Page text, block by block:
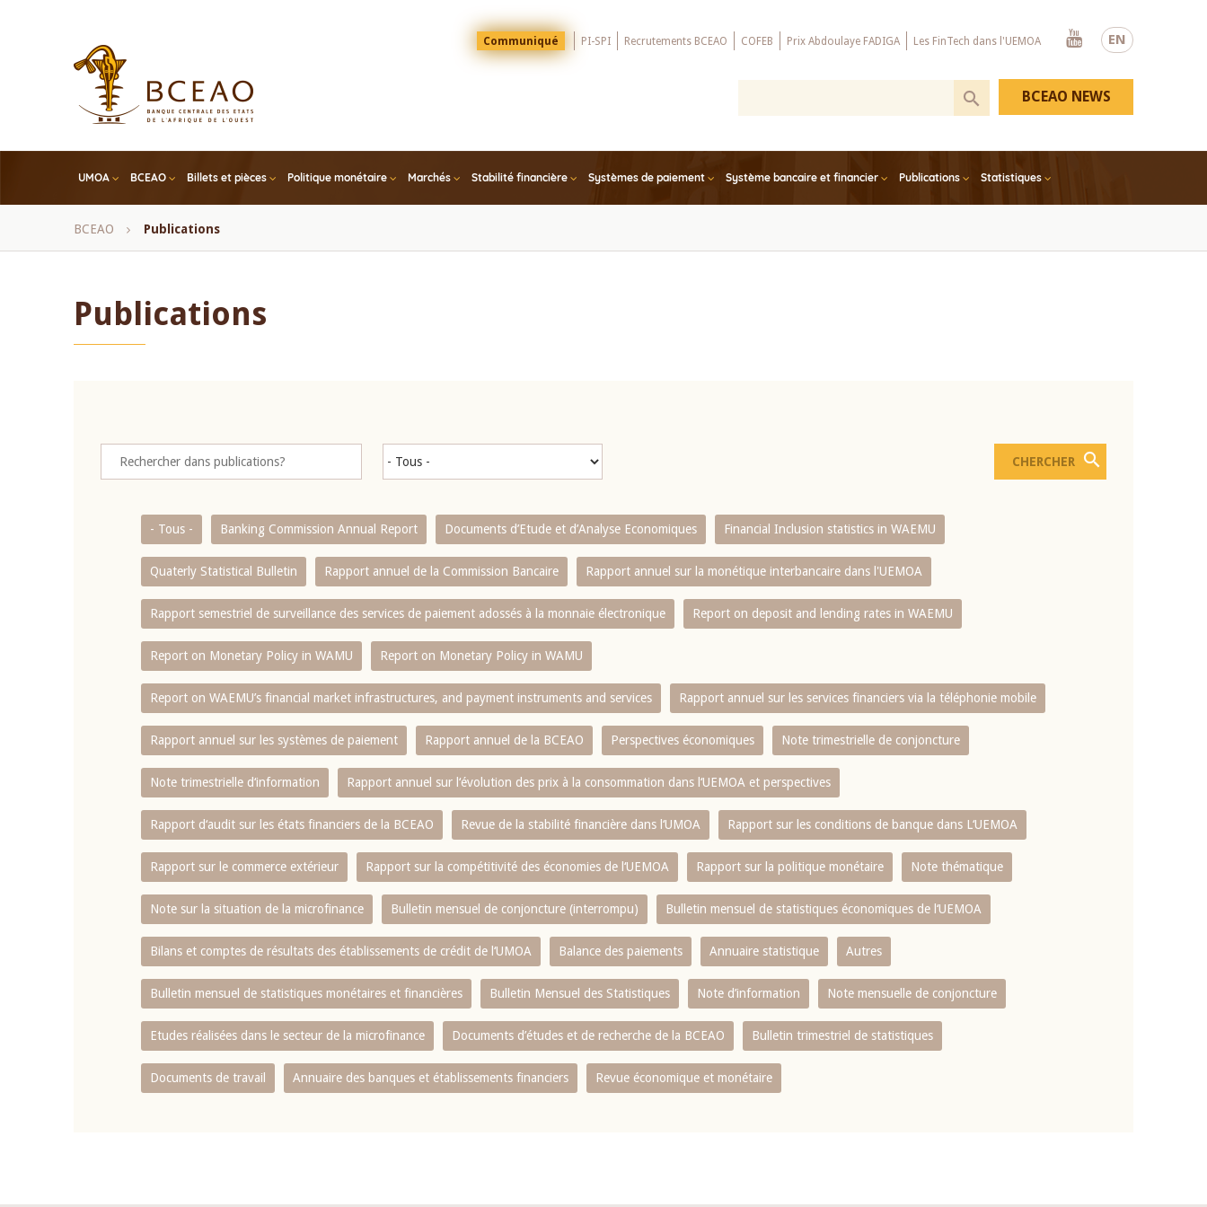
EN
Menu
Top
Communiqué PI-SPI Recrutements BCEAO COFEB Prix Abdoulaye FADIGA Les FinTech dans l'UEMOA
Youtube
UMOA BCEAO Billets et pièces Politique monétaire Marchés Stabilité financière Systèmes de paiement Système bancaire et financier Publications Statistiques
BCEAO NEWS
Fil
BCEAO Publications
Publications
- Tous - Banking Commission Annual Report Documents d’Etude et d’Analyse Economiques Financial Inclusion statistics in WAEMU
Quaterly Statistical Bulletin Rapport annuel de la Commission Bancaire Rapport annuel sur la monétique interbancaire dans l'UEMOA
Rapport semestriel de surveillance des services de paiement adossés à la monnaie électronique Report on deposit and lending rates in WAEMU
Report on Monetary Policy in WAMU Report on Monetary Policy in WAMU
Report on WAEMU’s financial market infrastructures, and payment instruments and services Rapport annuel sur les services financiers via la téléphonie mobile
Rapport annuel sur les systèmes de paiement Rapport annuel de la BCEAO Perspectives économiques Note trimestrielle de conjoncture
Note trimestrielle d‘information Rapport annuel sur l‘évolution des prix à la consommation dans l‘UEMOA et perspectives
Rapport d‘audit sur les états financiers de la BCEAO Revue de la stabilité financière dans l‘UMOA Rapport sur les conditions de banque dans L‘UEMOA
Rapport sur le commerce extérieur Rapport sur la compétitivité des économies de l‘UEMOA Rapport sur la politique monétaire Note thématique
Note sur la situation de la microfinance Bulletin mensuel de conjoncture (interrompu) Bulletin mensuel de statistiques économiques de l‘UEMOA
Bilans et comptes de résultats des établissements de crédit de l‘UMOA Balance des paiements Annuaire statistique Autres
Bulletin mensuel de statistiques monétaires et financières Bulletin Mensuel des Statistiques Note d’information Note mensuelle de conjoncture
Etudes réalisées dans le secteur de la microfinance Documents d’études et de recherche de la BCEAO Bulletin trimestriel de statistiques
Documents de travail Annuaire des banques et établissements financiers Revue économique et monétaire